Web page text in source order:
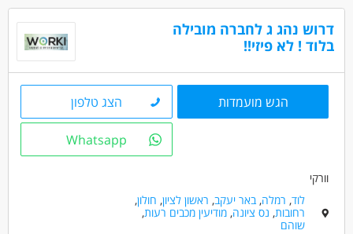
נהגים, רכב ותחבורה - נהג/ת חלוקה
מחסנים ולוגיסטיקה - מחסנאות ואחסון
מאפייני משרה
דרוש נהג ג לחברה מובילה
בלוד ! לא פיזי!!
הגש מועמדות הצג טלפון
Whatsapp
וורקי
לוד, רמלה,באר יעקב, ראשון לציון, חולון,
רחובות, נס ציונה,מודיעין מכבים רעות,
שוהם